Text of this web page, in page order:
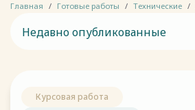
Главная Готовые работы Технические
Недавно опубликованные
Курсовая работа